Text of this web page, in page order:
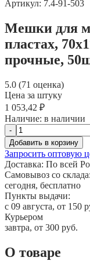
Артикул: 7.4-91-503
Мешки для
пластах,
прочные,
5.0 (71 оценка)
Цена за штуку
1 053,42 ₽
Наличие: в наличии
-
Добавить в корзину
Запросить оптовую
Доставка: По всей
Самовывоз со склада:
сегодня, бесплатно
Пункты выдачи:
c 09 августа, от 150
Курьером
завтра, от 300 руб.
О товаре